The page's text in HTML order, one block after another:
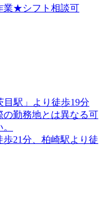
業★シフト相談可
目駅」より徒歩19分
勤務地とは異なる可
21分、柏崎駅より徒